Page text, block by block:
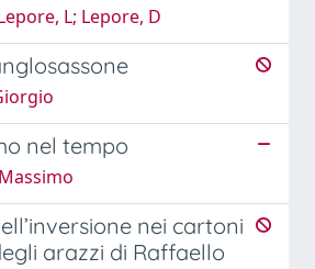
L; Lepore, D
nel tempo
nei cartoni
arazzi di Raffaello